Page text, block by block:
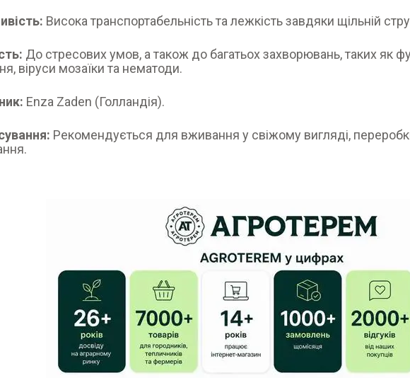
Висока транспортабельність та лежкість завдяки щільній
До стресових умов, а також до багатьох захворювань, таких як
віруси мозаїки та нематоди.
Enza Zaden (Голландія).
Рекомендується для вживання у свіжому вигляді,